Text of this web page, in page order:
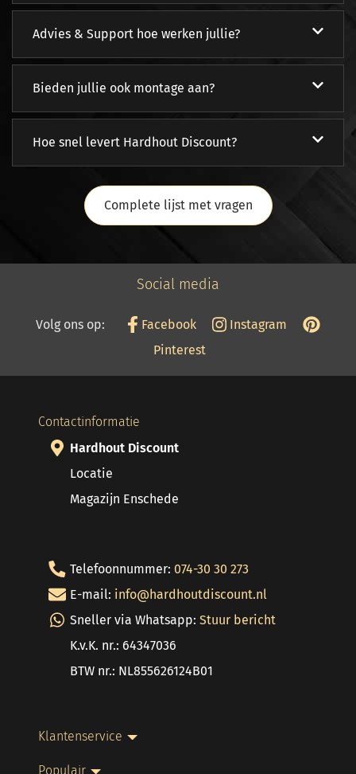
Advies & Support hoe werken jullie?
Bieden jullie ook montage aan?
Hoe snel levert Hardhout Discount?
Complete lijst met vragen
Social media
Volg ons op: Facebook
Instagram
Pinterest
Contactinformatie
Hardhout Discount
Locatie
Magazijn Enschede
Telefoonnummer: 074-30 30 273
E-mail: info@hardhoutdiscount.nl
Sneller via Whatsapp: Stuur bericht
K.v.K. nr.: 64347036
BTW nr.: NL855626124B01
Klantenservice
Populair